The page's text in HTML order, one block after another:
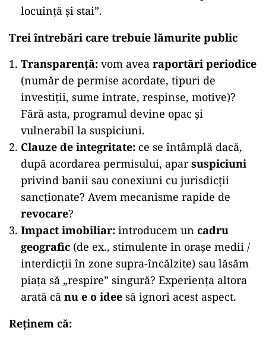
locuință și stai”.
Trei întrebări care trebuie lămurite public
Transparență: vom avea raportări periodice
(număr de permise acordate, tipuri de
investiții, sume intrate, respinse, motive)?
Fără asta, programul devine opac și
vulnerabil la suspiciuni.
Clauze de integritate: ce se întâmplă dacă,
după acordarea permisului, aparsuspiciuni
privind banii sau conexiuni cu jurisdicții
sancționate? Avem mecanisme rapide de
revocare?
Impact imobiliar: introducem un cadru
geografic (de ex., stimulente în orașe medii /
interdicții în zone supra-încălzite) sau lăsăm
piața să „respire” singură? Experiența altora
arată că nu e o idee să ignori acest aspect.
Reținem că: